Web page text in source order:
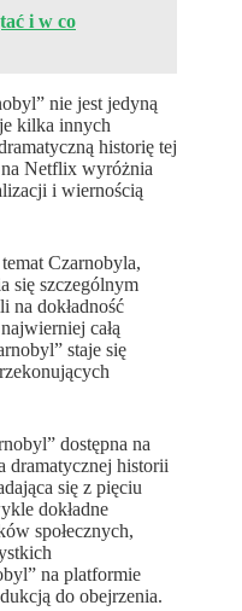
i w co
nie jest jedyną
kilka innych
historię tej
na Netflix wyróżnia
i wiernością
Czarnobyla,
się szczególnym
na dokładność
całą
staje się
dostępna na
dramatycznej historii
się z pięciu
dokładne
społecznych,
na platformie
do obejrzenia.